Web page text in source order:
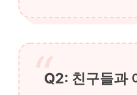
Q2: 친구들과